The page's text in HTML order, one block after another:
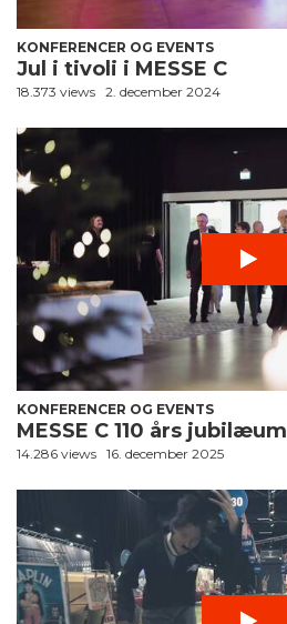
KONFERENCER OG EVENTS
Jul i tivoli i MESSE C
18.373 views 2. december 2024
KONFERENCER OG EVENTS
MESSE C 110 års jubilæum
14.286 views 16. december 2025